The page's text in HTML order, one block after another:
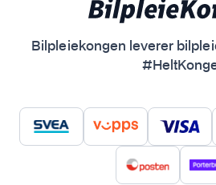
Bilpleiekongen leverer